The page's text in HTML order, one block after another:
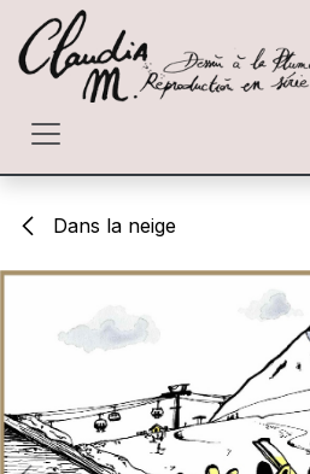
Se rendre au contenu
Dans la neige